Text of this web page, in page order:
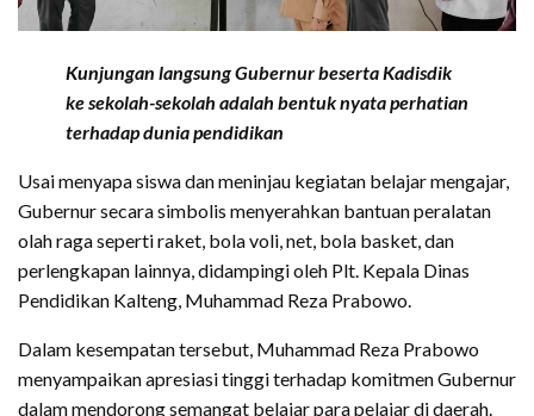
Kunjungan langsung Gubernur beserta Kadisdik
ke sekolah-sekolah adalah bentuk nyata perhatian
terhadap dunia pendidikan
Usai menyapa siswa dan meninjau kegiatan belajar mengajar,
Gubernur secara simbolis menyerahkan bantuan peralatan
olah raga seperti raket, bola voli, net, bola basket, dan
perlengkapan lainnya, didampingi oleh Plt. Kepala Dinas
Pendidikan Kalteng, Muhammad Reza Prabowo.
Dalam kesempatan tersebut, Muhammad Reza Prabowo
menyampaikan apresiasi tinggi terhadap komitmen Gubernur
dalam mendorong semangat belajar para pelajar di daerah.